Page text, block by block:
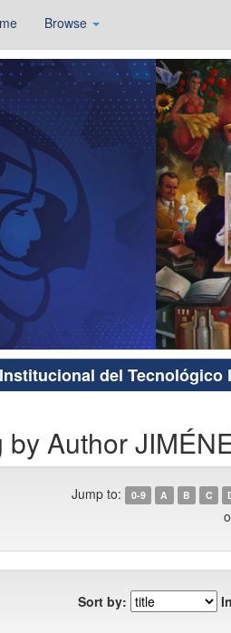
Browse
del Tecnológico
by Author
Jump to: 0-9 A B C
Sort by: